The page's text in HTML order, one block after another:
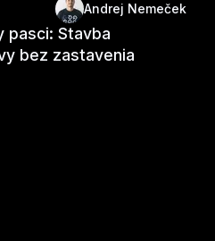
Andrej Nemeček
pasci: Stavba
bez zastavenia